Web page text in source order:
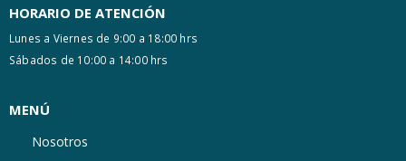
HORARIO DE ATENCIÓN
Lunes a Viernes de 9:00 a 18:00 hrs
Sábados de 10:00 a 14:00 hrs
MENÚ
Nosotros